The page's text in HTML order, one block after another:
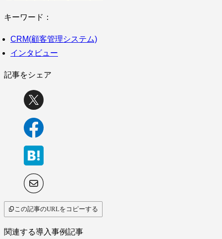
キーワード：
CRM(顧客管理システム)
インタビュー
記事をシェア
この記事のURLをコピーする
関連する導入事例記事